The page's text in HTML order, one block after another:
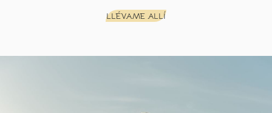
LLÉVAME ALLÍ